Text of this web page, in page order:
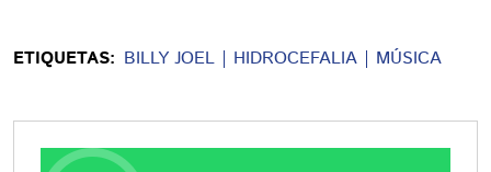
ETIQUETAS: BILLY JOEL HIDROCEFALIA MÚSICA